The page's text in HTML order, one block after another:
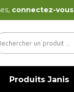
connectez-vous
Produits Janis